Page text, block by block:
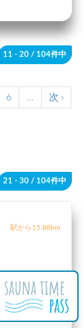
11 - 20 / 104件中
6 … 次 ›
21 - 30 / 104件中
駅から15.88km